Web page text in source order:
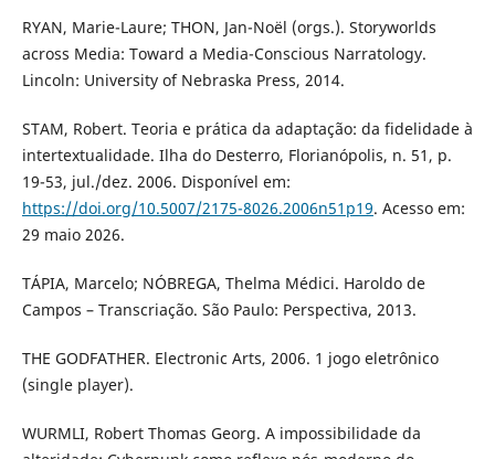
RYAN, Marie-Laure; THON, Jan-Noël (orgs.). Storyworlds
across Media: Toward a Media-Conscious Narratology.
Lincoln: University of Nebraska Press, 2014.
STAM, Robert. Teoria e prática da adaptação: da fidelidade à
intertextualidade. Ilha do Desterro, Florianópolis, n. 51, p.
19-53, jul./dez. 2006. Disponível em:
https://doi.org/10.5007/2175-8026.2006n51p19. Acesso em:
29 maio 2026.
TÁPIA, Marcelo; NÓBREGA, Thelma Médici. Haroldo de
Campos – Transcriação. São Paulo: Perspectiva, 2013.
THE GODFATHER. Electronic Arts, 2006. 1 jogo eletrônico
(single player).
WURMLI, Robert Thomas Georg. A impossibilidade da